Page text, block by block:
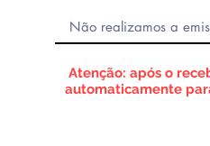
Atenção: após o
automaticamente